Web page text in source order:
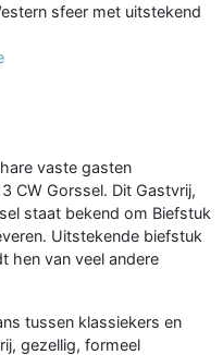
sfeer met uitstekend
vaste gasten
CW Gorssel. Dit Gastvrij,
staat bekend om Biefstuk
Uitstekende biefstuk
hen van veel andere
tussen klassiekers en
gezellig, formeel